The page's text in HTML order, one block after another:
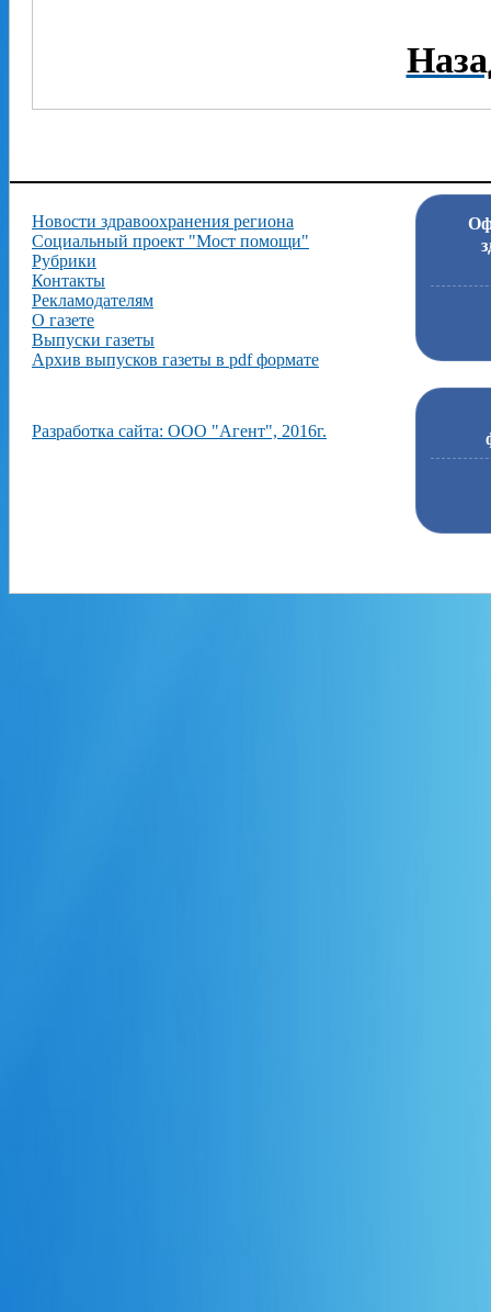
Новости здравоохранения региона
Социальный проект "Мост помощи"
Рубрики
Контакты
Рекламодателям
О газете
Выпуски газеты
Архив выпусков газеты в pdf формате
Разработка сайта: ООО "Агент", 2016г.